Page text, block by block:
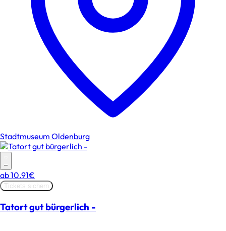
Stadtmuseum Oldenburg
–
ab10.91€
Tickets sichern
Tatort gut bürgerlich -